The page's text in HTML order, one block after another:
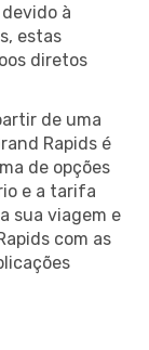
à
estas
diretos
de uma
Rapids é
de opções
e a tarifa
sua viagem e
com as